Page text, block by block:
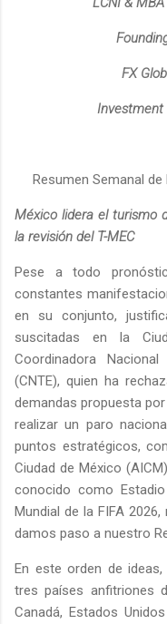
FX
Investment
Resumen Semanal
México lidera el turismo
la revisión del T-MEC
Pese a todo
constantes
en su conjunto,
suscitadas en la
Coordinadora
(CNTE), quien ha
demandas propuesta
realizar un paro
puntos estratégicos,
Ciudad de México
conocido como
Mundial de la FIFA
damos paso a nuestro
En este orden de
tres países anfitriones
Canadá, Estados